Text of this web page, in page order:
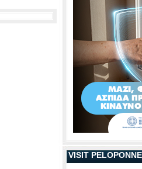
VISIT